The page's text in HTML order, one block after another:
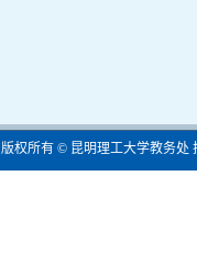
版权所有 © 昆明理工大学教务处